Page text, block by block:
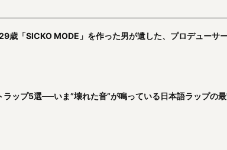
歳「SICKO MODE」を作った男が遺した、プロデューサ
ラップ5選──いま”壊れた音”が鳴っている日本語ラップの